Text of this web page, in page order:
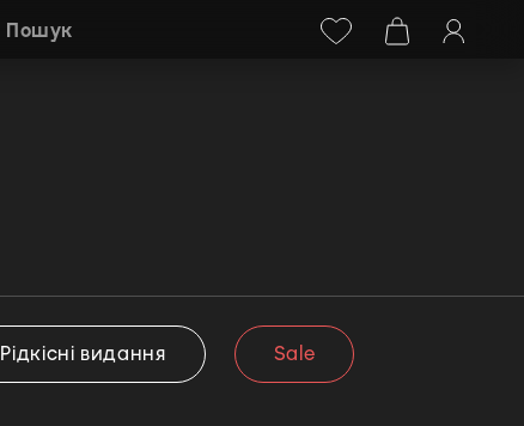
+38 (068) 778-40-38
Пошук
Рідкісні видання Sale